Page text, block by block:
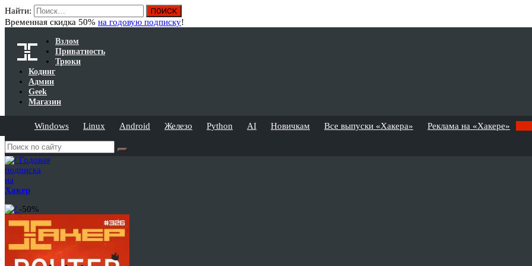
Найти:
Временная скидка 50% на годовую подписку!
Взлом
Приватность
Трюки
Кодинг
Админ
Geek
Магазин
Windows Linux Android Железо Python AI Новичкам Все выпуски «Хакера» Реклама на «Хакере»
Годовая
подписка
на
Хакер
-50%